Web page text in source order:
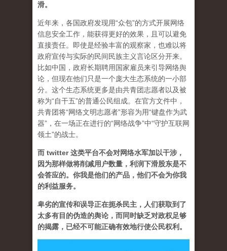
滑。
近年来，各国政府发现用“众包”的方式开展网络
信息安全工作，能获得更好的效果，且可以避免
直接责任。即使是经验丰富的观察家，也难以将
政府宣传与实际的民间民族主义言论区分开来。
比如中国，政府长期聘用国家雇员来引导网络舆
论，但现在他们只是一个庞大生态系统的一小部
分。这个生态系统更多是由共青团志愿者以及被
称为“自干五”的普通公民组成。在官方文件中，
共青团将“网络文明志愿者”形容为用“键盘作为武
器”，在一场正在进行的“网络战争”中“守护互联网
领土”的战士。
而 twitter 这类平台不会对网络水军加以干涉，
因为那样做将削减用户数量，利润下滑股东是不
会答应的。你我是他们的产品，他们不会为你我
的利益服务。
卑劣的宣传和误导正在扼杀民主，人们获取到了
太多有目的伪造的舆论，而同时缺乏对政权足够
的揭露，已经不可能正确有效地行使公民权利。